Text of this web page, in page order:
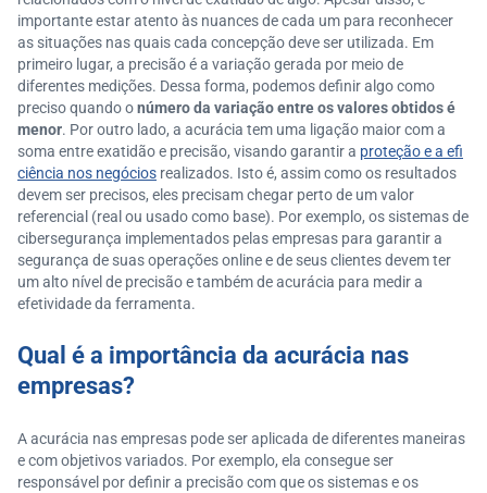
importante estar atento às nuances de cada um para reconhecer
as situações nas quais cada concepção deve ser utilizada. Em
primeiro lugar, a precisão é a variação gerada por meio de
diferentes medições. Dessa forma, podemos definir algo como
preciso quando onúmero da variação entre os valores obtidos é
menor. Por outro lado, a acurácia tem uma ligação maior com a
soma entre exatidão e precisão, visando garantir a proteção e a efi
ciência nos negócios realizados. Isto é, assim como os resultados
devem ser precisos, eles precisam chegar perto de um valor
referencial (real ou usado como base). Por exemplo, os sistemas de
cibersegurança implementados pelas empresas para garantir a
segurança de suas operações online e de seus clientes devem ter
um alto nível de precisão e também de acurácia para medir a
efetividade da ferramenta.
Qual é a importância da acurácia nas
empresas?
A acurácia nas empresas pode ser aplicada de diferentes maneiras
e com objetivos variados. Por exemplo, ela consegue ser
responsável por definir a precisão com que os sistemas e os